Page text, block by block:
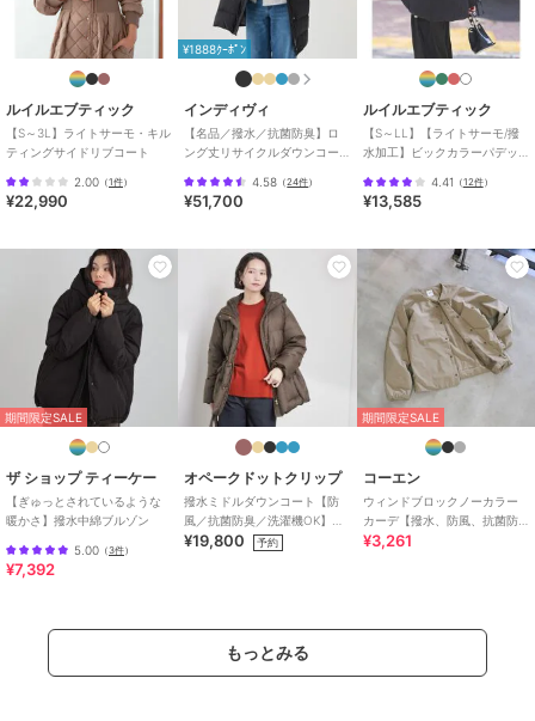
メンズ
アウター・ジャケット・コート
／ダウンジャケット・ダウンコ
ート（中綿含む）
カラー
カーキ、ライトベージュ、ブラッ
ク、ネイビー、グレージュ
サイズ F
素材
ポリエステル100％
特徴
アウター・ジャケット・コート
ポリエステル素材
ティング/長袖/ライフスタイ
/ ストレート
ダウンジャケット・ダウンコート
（中綿含む）
ポリエステル素材/
ティング / 長袖/ライフスタイ
ル/ストレート
ルイルエブティック
【S～3L】ライトサーモ・キル
ティングサイドリブコート
2.00 （1件）
¥22,990
¥1888ｸｰﾎﾟﾝ
インディヴィ
【名品／撥水／抗菌防臭】ロ
ング丈リサイクルダウンコー
4.58 （24件）
¥51,700
ルイルエブティック
【S～LL】【ライトサーモ/撥
水加工】ビックカラーパデッ
4.41 （12件）
¥13,585
期間限定SALE
ザ ショップ ティーケー
【ぎゅっとされているような
暖かさ】撥水中綿ブルゾン
5.00 （3件）
¥7,392
オペークドットクリップ
撥水ミドルダウンコート【防
風／抗菌防臭／洗濯機OK】
《5col／SS～LL》
¥19,800 予約
期間限定SALE
コーエン
ウィンドブロックノーカラー
カーデ【撥水、防風、抗菌防
臭（中綿）】
¥3,261
もっとみる